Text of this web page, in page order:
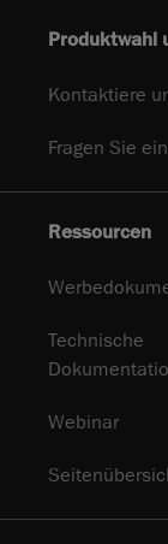
Produktwahl
Kontaktiere
Fragen Sie
Ressourcen
Technische
Webinar